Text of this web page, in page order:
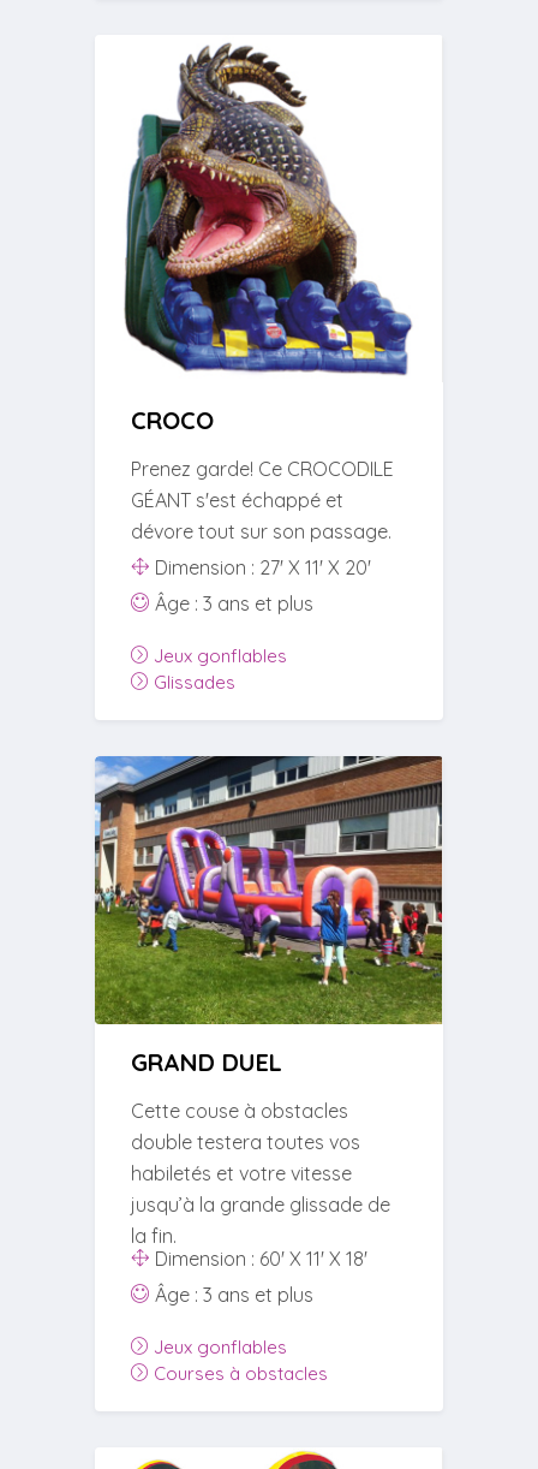
CROCO
Prenez garde! Ce CROCODILE
GÉANT s'est échappé et
dévore tout sur son passage.
Dimension : 27' X 11' X 20'
Âge : 3 ans et plus
Jeux gonflables
Glissades
GRAND DUEL
Cette couse à obstacles
double testera toutes vos
habiletés et votre vitesse
jusqu’à la grande glissade de
la fin.
Dimension : 60' X 11' X 18'
Âge : 3 ans et plus
Jeux gonflables
Courses à obstacles